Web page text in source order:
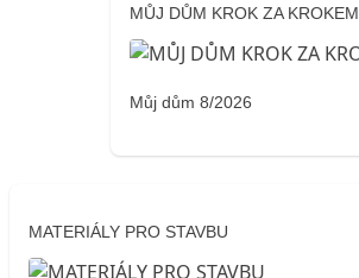
MŮJ DŮM KROK ZA KROKEM
Můj dům 8/2026
MATERIÁLY PRO STAVBU